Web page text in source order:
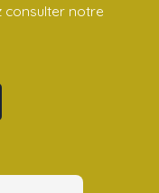
consulter notre